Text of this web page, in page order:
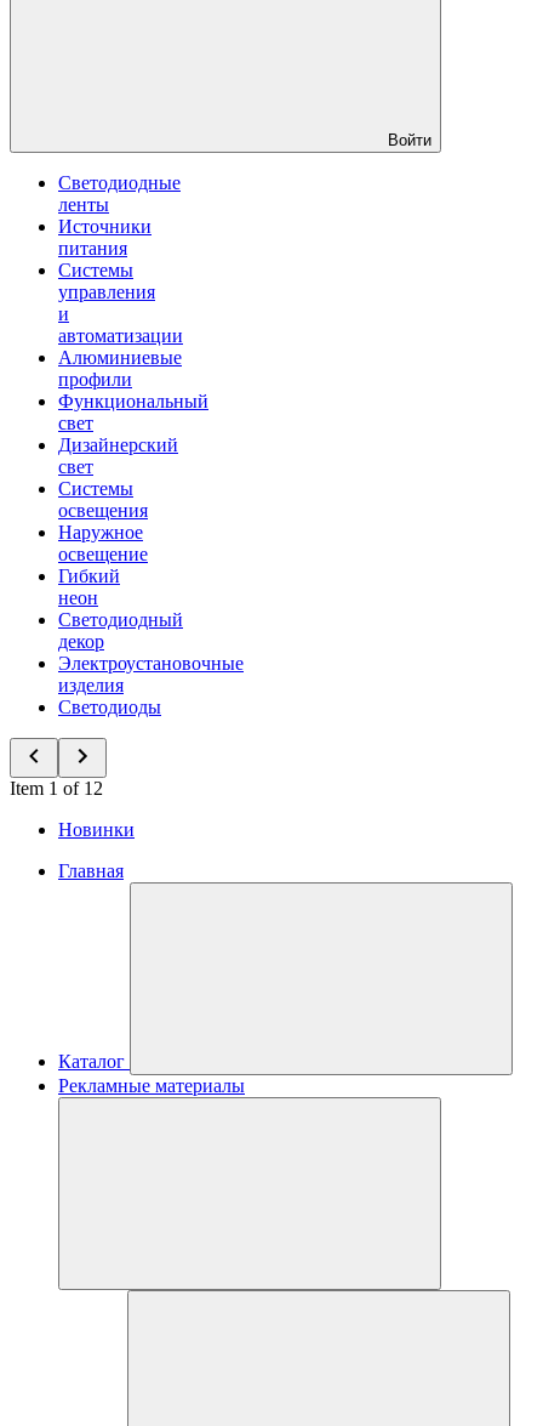
Войти
Светодиодные
ленты
Источники
питания
Системы
управления
и
автоматизации
Алюминиевые
профили
Функциональный
свет
Дизайнерский
свет
Системы
освещения
Наружное
освещение
Гибкий
неон
Светодиодный
декор
Электроустановочные
изделия
Светодиоды
Item 1 of 12
Новинки
Главная
Каталог
Рекламные материалы